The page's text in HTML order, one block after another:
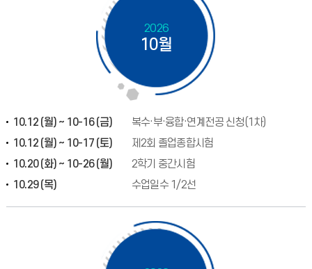
2026
10월
10.12 (월) ~ 10-16 (금)
복수·부·융합·연계전공 신청(1차)
10.12 (월) ~ 10-17 (토)
제2회 졸업종합시험
10.20 (화) ~ 10-26 (월)
2학기 중간시험
10.29 (목)
수업일수 1/2선